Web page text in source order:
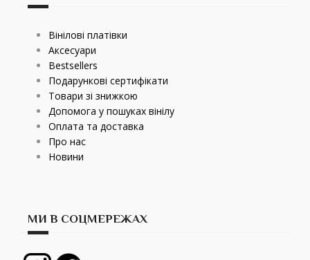
Вінілові платівки
Аксесуари
Bestsellers
Подарункові сертифікати
Товари зі знижкою
Допомога у пошуках вінілу
Оплата та доставка
Про нас
Новини
МИ В СОЦМЕРЕЖАХ